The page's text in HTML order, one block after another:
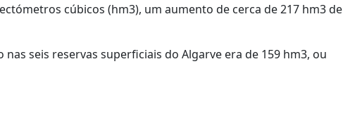
cúbicos (hm3), um aumento de cerca de 217 hm3 de
seis reservas superficiais do Algarve era de 159 hm3, ou